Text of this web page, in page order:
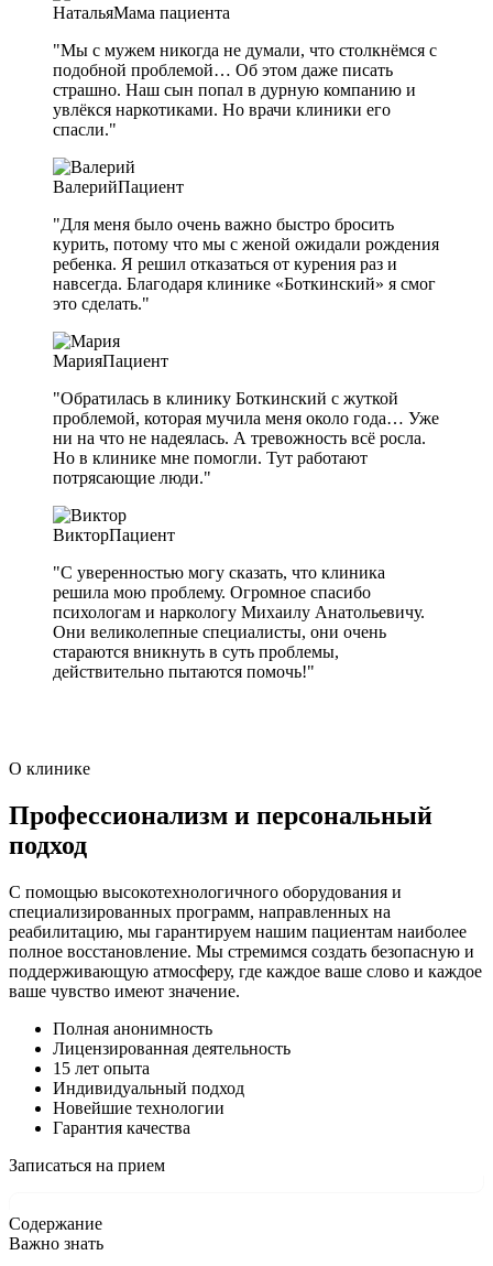
НатальяМама пациента
"Мы с мужем никогда не думали, что столкнёмся с
подобной проблемой… Об этом даже писать
страшно. Наш сын попал в дурную компанию и
увлёкся наркотиками. Но врачи клиники его
спасли."
ВалерийПациент
"Для меня было очень важно быстро бросить
курить, потому что мы с женой ожидали рождения
ребенка. Я решил отказаться от курения раз и
навсегда. Благодаря клинике «Боткинский» я смог
это сделать."
МарияПациент
"Обратилась в клинику Боткинский с жуткой
проблемой, которая мучила меня около года… Уже
ни на что не надеялась. А тревожность всё росла.
Но в клинике мне помогли. Тут работают
потрясающие люди."
ВикторПациент
"С уверенностью могу сказать, что клиника
решила мою проблему. Огромное спасибо
психологам и наркологу Михаилу Анатольевичу.
Они великолепные специалисты, они очень
стараются вникнуть в суть проблемы,
действительно пытаются помочь!"
О клинике
Профессионализм и персональный
подход
С помощью высокотехнологичного оборудования и
специализированных программ, направленных на
реабилитацию, мы гарантируем нашим пациентам наиболее
полное восстановление. Мы стремимся создать безопасную и
поддерживающую атмосферу, где каждое ваше слово и каждое
ваше чувство имеют значение.
Полная анонимность
Лицензированная деятельность
15 лет опыта
Индивидуальный подход
Новейшие технологии
Гарантия качества
Записаться на прием
Содержание
Важно знать